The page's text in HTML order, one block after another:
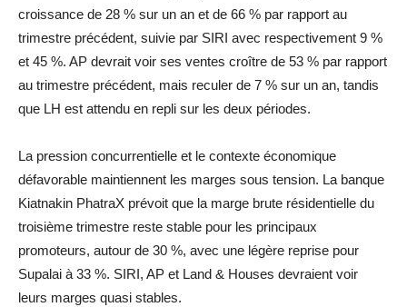
croissance de 28 % sur un an et de 66 % par rapport au
trimestre précédent, suivie par SIRI avec respectivement 9 %
et 45 %. AP devrait voir ses ventes croître de 53 % par rapport
au trimestre précédent, mais reculer de 7 % sur un an, tandis
que LH est attendu en repli sur les deux périodes.
La pression concurrentielle et le contexte économique
défavorable maintiennent les marges sous tension. La banque
Kiatnakin PhatraX prévoit que la marge brute résidentielle du
troisième trimestre reste stable pour les principaux
promoteurs, autour de 30 %, avec une légère reprise pour
Supalai à 33 %. SIRI, AP et Land & Houses devraient voir
leurs marges quasi stables.